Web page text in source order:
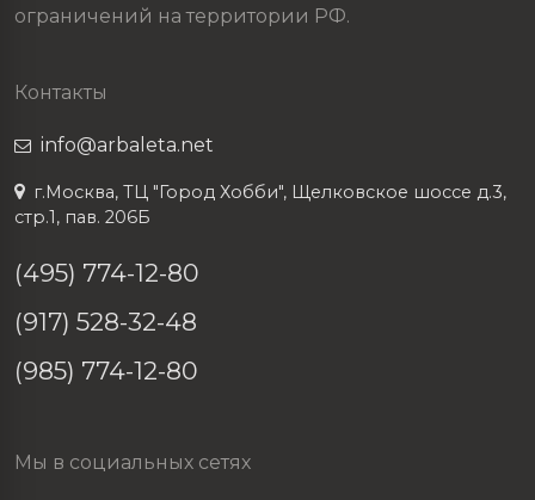
ограничений на территории РФ.
Контакты
info@arbaleta.net
г.Москва, ТЦ "Город Хобби", Щелковское шоссе д.3,
стр.1, пав. 206Б
(495) 774-12-80
(917) 528-32-48
(985) 774-12-80
Мы в социальных сетях